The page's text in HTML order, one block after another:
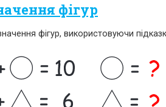
фігур
фігур, використовуючи